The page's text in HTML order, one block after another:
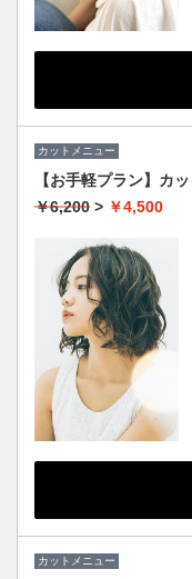
カットメニュー
【お手軽プラン】カ
￥6,200 > ￥4,500
カットメニュー